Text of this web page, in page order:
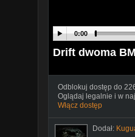
0:00
Drift dwoma
Odblokuj dostęp do
Oglądaj legalnie i w
Włącz dostęp
Dodał: